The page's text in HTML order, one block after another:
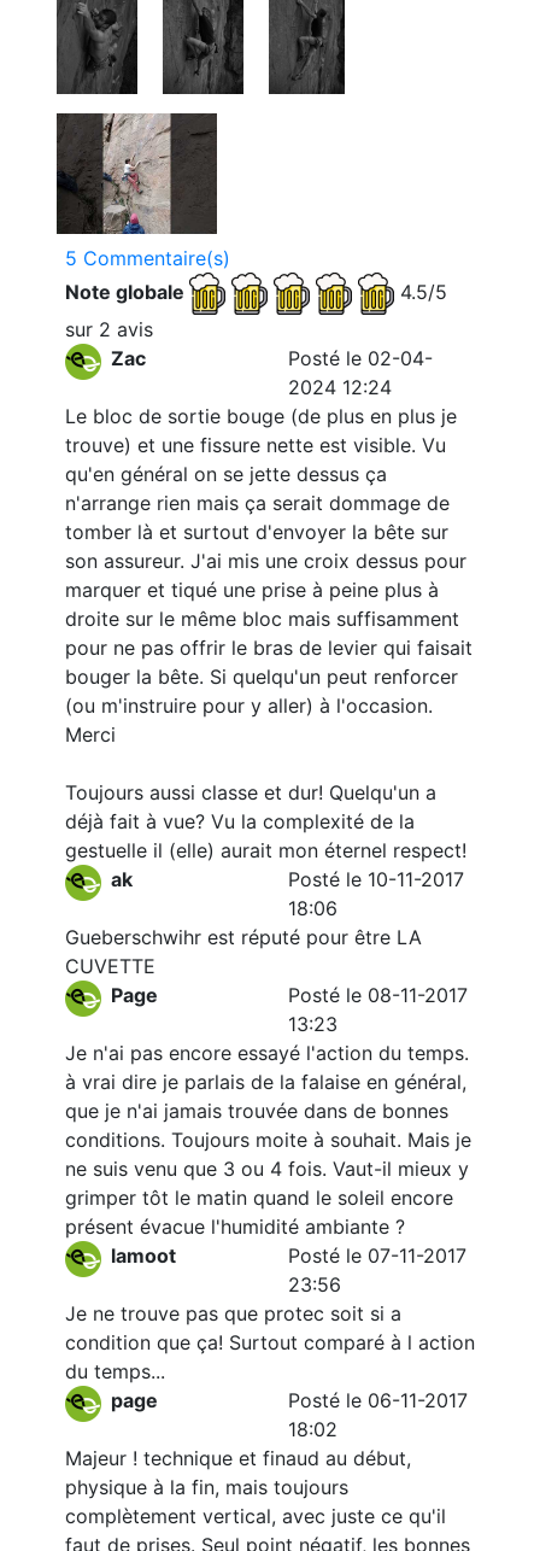
5 Commentaire(s)
Note globale
4.5/5
sur 2 avis
Zac
Posté le 02-04-
2024 12:24
Le bloc de sortie bouge (de plus en plus je
trouve) et une fissure nette est visible. Vu
qu'en général on se jette dessus ça
n'arrange rien mais ça serait dommage de
tomber là et surtout d'envoyer la bête sur
son assureur. J'ai mis une croix dessus pour
marquer et tiqué une prise à peine plus à
droite sur le même bloc mais suffisamment
pour ne pas offrir le bras de levier qui faisait
bouger la bête. Si quelqu'un peut renforcer
(ou m'instruire pour y aller) à l'occasion.
Merci
Toujours aussi classe et dur! Quelqu'un a
déjà fait à vue? Vu la complexité de la
gestuelle il (elle) aurait mon éternel respect!
ak
Posté le 10-11-2017
18:06
Gueberschwihr est réputé pour être LA
CUVETTE
Page
Posté le 08-11-2017
13:23
Je n'ai pas encore essayé l'action du temps.
à vrai dire je parlais de la falaise en général,
que je n'ai jamais trouvée dans de bonnes
conditions. Toujours moite à souhait. Mais je
ne suis venu que 3 ou 4 fois. Vaut-il mieux y
grimper tôt le matin quand le soleil encore
présent évacue l'humidité ambiante ?
lamoot
Posté le 07-11-2017
23:56
Je ne trouve pas que protec soit si a
condition que ça! Surtout comparé à l action
du temps...
page
Posté le 06-11-2017
18:02
Majeur ! technique et finaud au début,
physique à la fin, mais toujours
complètement vertical, avec juste ce qu'il
faut de prises. Seul point négatif, les bonnes